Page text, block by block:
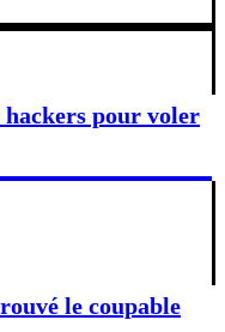
pour voler
le coupable